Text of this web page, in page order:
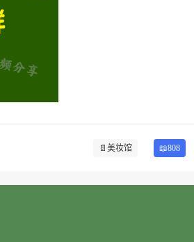
📄 美妆馆 📖808